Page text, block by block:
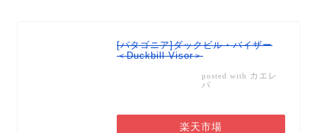
[パタゴニア]ダックビル・バイザー
＜Duckbill Visor＞
posted with カエレ
バ
楽天市場